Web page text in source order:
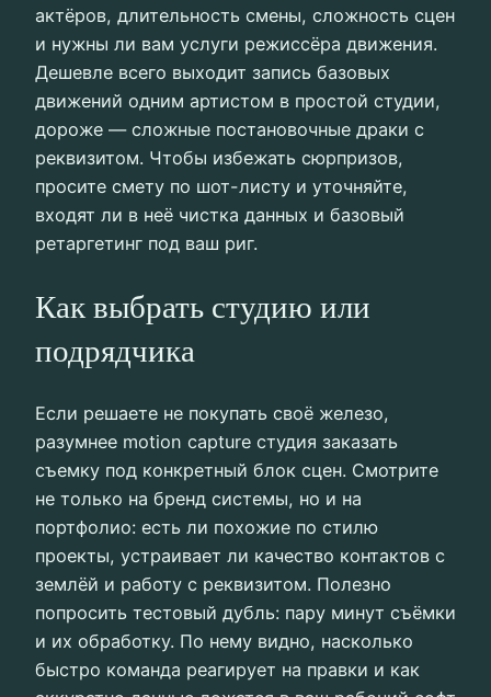
актёров, длительность смены, сложность сцен
и нужны ли вам услуги режиссёра движения.
Дешевле всего выходит запись базовых
движений одним артистом в простой студии,
дороже — сложные постановочные драки с
реквизитом. Чтобы избежать сюрпризов,
просите смету по шот-листу и уточняйте,
входят ли в неё чистка данных и базовый
ретаргетинг под ваш риг.
Как выбрать студию или
подрядчика
Если решаете не покупать своё железо,
разумнее motion capture студия заказать
съемку под конкретный блок сцен. Смотрите
не только на бренд системы, но и на
портфолио: есть ли похожие по стилю
проекты, устраивает ли качество контактов с
землёй и работу с реквизитом. Полезно
попросить тестовый дубль: пару минут съёмки
и их обработку. По нему видно, насколько
быстро команда реагирует на правки и как